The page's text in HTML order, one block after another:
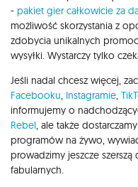
- pakiet gier całkowicie za
możliwość skorzystania z
zdobycia unikalnych
wysyłki. Wystarczy tylko
Jeśli nadal chcesz więcej,
Facebooku Instagramie
informujemy o
Rebel , ale także
programów na żywo,
prowadzimy jeszcze
fabularnych.